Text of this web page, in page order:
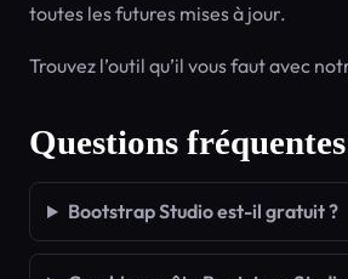
toutes les futures mises à jour.
Trouvez l’outil qu’il vous faut avec
Questions fréquentes
Bootstrap Studio est-il gratuit ?